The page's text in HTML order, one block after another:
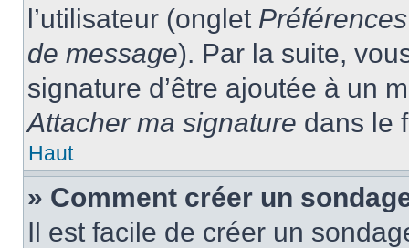
l’utilisateur (onglet
de message). Par la suite,
signature d’être ajoutée à un
Attacher ma signature dans le
Haut
» Comment créer un
Il est facile de créer un